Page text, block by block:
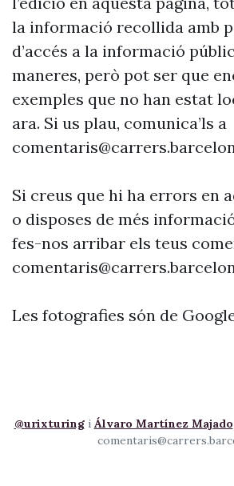
la informació recollida amb
d’accés a la informació
maneres, però pot ser que
exemples que no han estat
ara. Si us plau, comunica’ls a
Si creus que hi ha errors en
o disposes de més
fes-nos arribar els teus
Les fotografies són de
@urixturingi Álvaro Martínez Majado